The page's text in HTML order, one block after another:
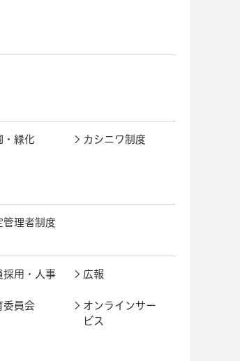
・緑化 カシニワ制度
管理者制度
採用・人事 広報
委員会
オンラインサー
ビス